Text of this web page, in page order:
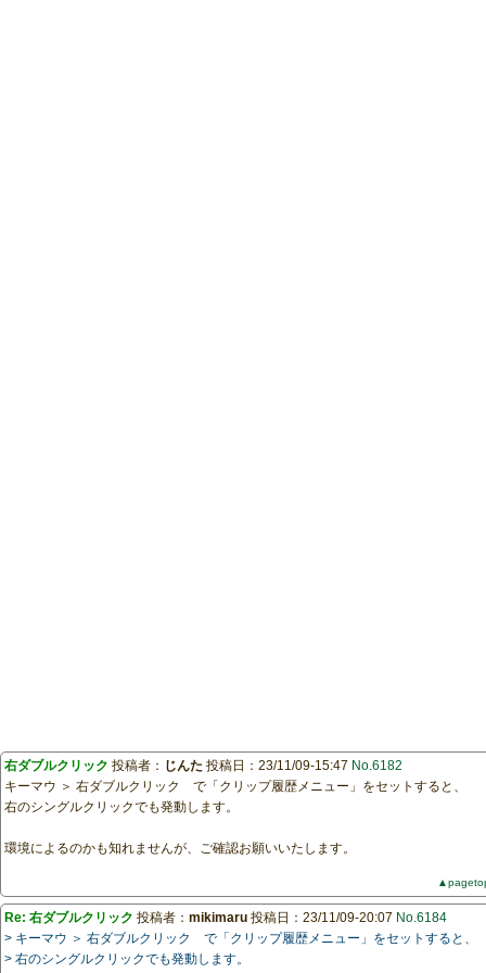
右ダブルクリック 投稿者： じんた 投稿日：23/11/09-15:47 No.6182
キーマウ ＞ 右ダブルクリック で「クリップ履歴メニュー」をセットすると、
右のシングルクリックでも発動します。
環境によるのかも知れませんが、ご確認お願いいたします。
Re: 右ダブルクリック 投稿者： mikimaru 投稿日：23/11/09-20:07 No.6184
> キーマウ ＞ 右ダブルクリック で「クリップ履歴メニュー」をセットすると、
> 右のシングルクリックでも発動します。